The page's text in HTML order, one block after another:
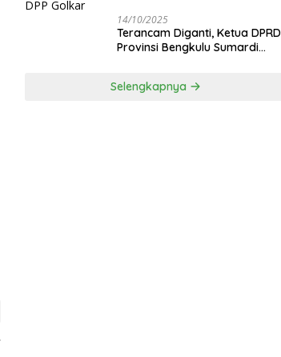
14/10/2025
Terancam Diganti, Ketua DPRD
Provinsi Bengkulu Sumardi
Selengkapnya